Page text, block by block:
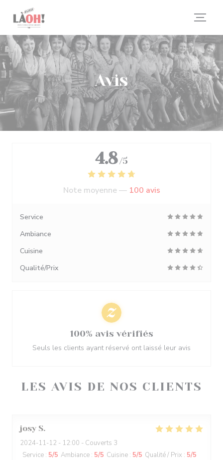
Personnalisation de vos choix en matière de cookies
Avis
LES AVIS DE NOS CLIENTS
josy S
2024-11-12 - 12:00 - Couverts 3
Service : 5/5 Ambiance : 5/5 Cuisine : 5/5 Qualité / Prix : 5/5
4.8 /5
Note moyenne — 100 avis
Service
Ambiance
Cuisine
Qualité/Prix
100% avis vérifiés
Seuls les clients ayant réservé ont laissé leur avis